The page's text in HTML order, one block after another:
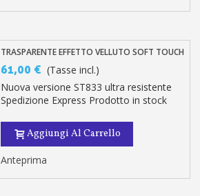
TRASPARENTE EFFETTO VELLUTO SOFT TOUCH
61,00 € (Tasse incl.)
Nuova versione ST833 ultra resistente
Spedizione Express Prodotto in stock
Aggiungi Al Carrello
Anteprima